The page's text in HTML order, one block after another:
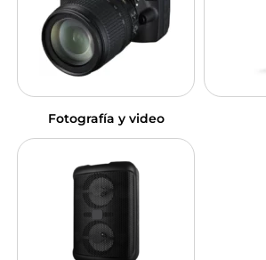
Fotografía y video